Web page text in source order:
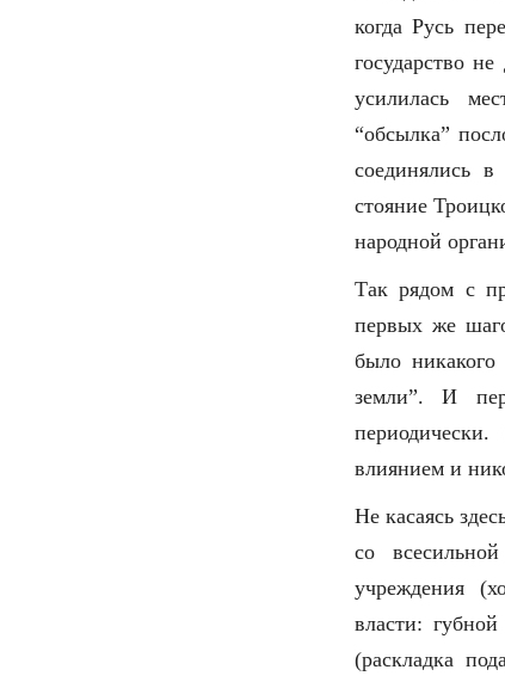
когда Русь
государство
усилилась
“обсылка”
соединялись
стояние
народной
Так рядом с
первых же
было никакого
земли”. И
влиянием и
Не касаясь
со
учреждения
власти:
(раскладка